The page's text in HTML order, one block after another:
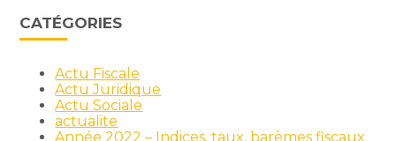
CATÉGORIES
Actu Fiscale
Actu Juridique
Actu Sociale
actualite
Année 2022 – Indices, taux, barèmes fiscaux